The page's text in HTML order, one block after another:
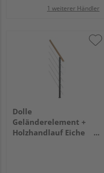
1 weiterer Händler
Dolle
Geländerelement +
Holzhandlauf Eiche